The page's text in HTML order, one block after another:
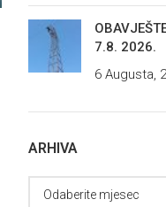
7.8. 2026.
6 Augusta,
ARHIVA